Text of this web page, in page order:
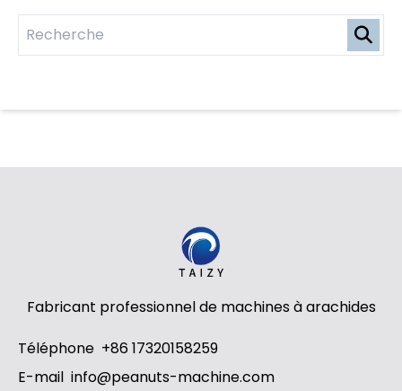
Fabricant professionnel de machines à arachides
Téléphone +86 17320158259
E-mail info@peanuts-machine.com